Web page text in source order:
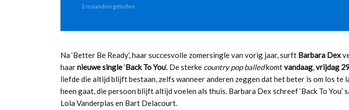
2 maanden geleden
Na ‘Better Be Ready’, haar succesvolle zomersingle van vorig jaar, surft Barbara Dex
haarnieuwe single‘Back To You‘. De sterke country pop balledkomtvandaag,vrijdag
liefde die altijd blijft bestaan, zelfs wanneer anderen zeggen dat het beter is om los te
heen gaat, die persoon blijft altijd voelen als thuis. Barbara Dex schreef ‘Back To You’
Lola Vanderplas en Bart Delacourt.